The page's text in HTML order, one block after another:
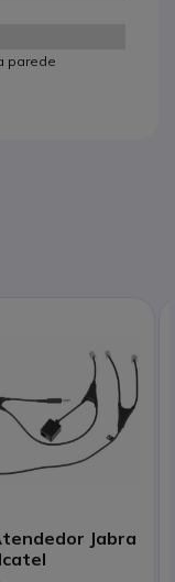
parede
Jabra